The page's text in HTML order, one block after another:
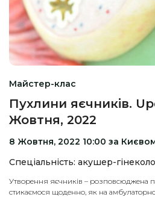
Майстер-клас
Пухлини яєчників.
Жовтня, 2022
8 Жовтня, 2022 10:00 за
Спеціальність: акушер-
Утворення яєчників – розповсюджена
стикаємося щоденно, як на